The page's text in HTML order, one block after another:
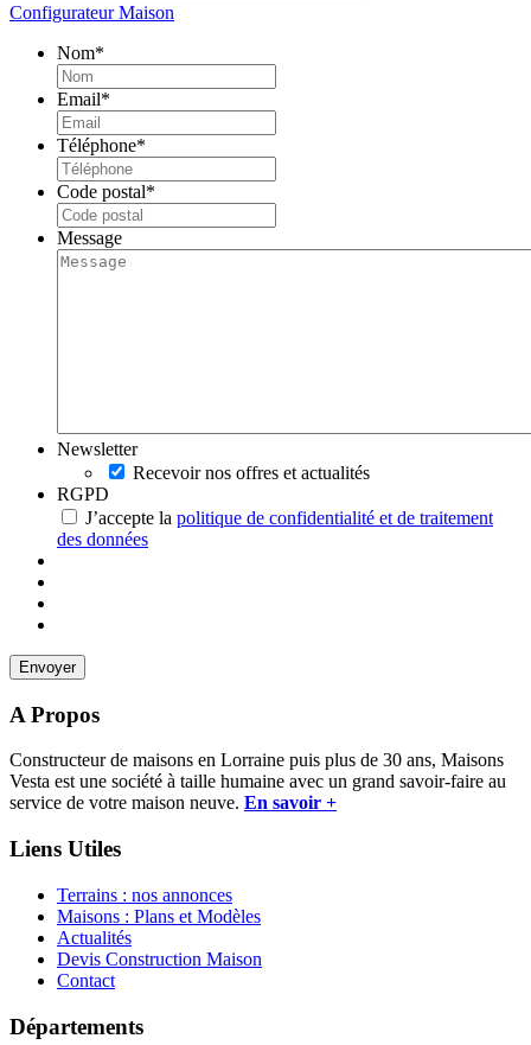
Configurateur Maison
Nom*
Email*
Téléphone*
Code postal*
Message
Newsletter
Recevoir nos offres et actualités
RGPD
J’accepte la politique de confidentialité et de traitement
des données
A Propos
Constructeur de maisons en Lorraine puis plus de 30 ans, Maisons
Vesta est une société à taille humaine avec un grand savoir-faire au
service de votre maison neuve. En savoir +
Liens Utiles
Terrains : nos annonces
Maisons : Plans et Modèles
Actualités
Devis Construction Maison
Contact
Départements